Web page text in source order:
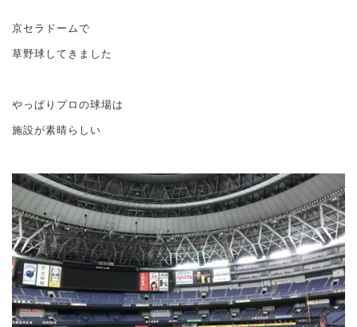
京セラドームで
草野球してきました
やっぱりプロの球場は
施設が素晴らしい